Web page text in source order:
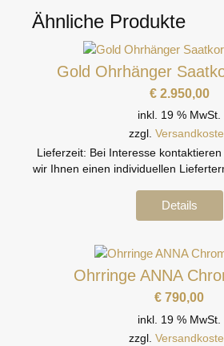
Ähnliche Produkte
Gold Ohrhänger
€2.950,00
inkl. 19 % MwSt.
zzgl.
Lieferzeit: Bei Interesse
wir Ihnen einen individuellen
Details
Ohrringe ANNA
€ 790,00
inkl. 19 % MwSt.
zzgl.